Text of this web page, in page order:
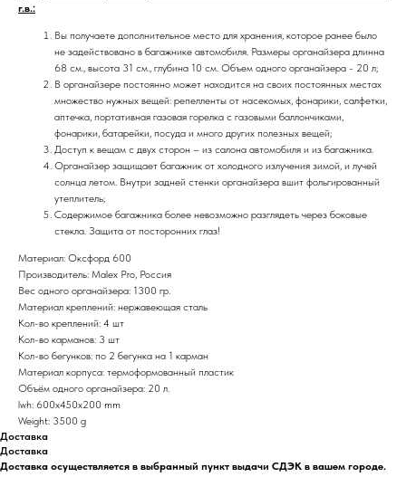
г.в.:
Вы получаете дополнительное место для хранения, которое ранее было
не задействовано в багажнике автомобиля. Размеры органайзера длинна
68 см., высота 31 см., глубина 10 см. Объем одного органайзера - 20 л;
В органайзере постоянно может находится на своих постоянных местах
множество нужных вещей: репелленты от насекомых, фонарики, салфетки,
аптечка, портативная газовая горелка с газовыми баллончиками,
фонарики, батарейки, посуда и много других полезных вещей;
Доступ к вещам с двух сторон – из салона автомобиля и из багажника.
Органайзер защищает багажник от холодного излучения зимой, и лучей
солнца летом. Внутри задней стенки органайзера вшит фольгированный
утеплитель;
Содержимое багажника более невозможно разглядеть через боковые
стекла. Защита от посторонних глаз!
Материал: Оксфорд 600
Производитель: Malex Pro, Россия
Вес одного органайзера: 1300 гр.
Материал креплений: нержавеющая сталь
Кол-во креплений: 4 шт
Кол-во карманов: 3 шт
Кол-во бегунков: по 2 бегунка на 1 карман
Материал корпуса: термоформованный пластик
Объём одного органайзера: 20 л.
lwh: 600x450x200 mm
Weight: 3500 g
Доставка
Доставка
Доставка осуществляется в выбранный пункт выдачи СДЭК в вашем городе.